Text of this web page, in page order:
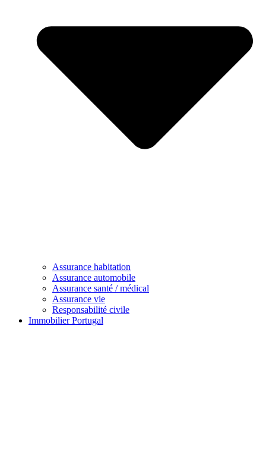
Assurance habitation
Assurance automobile
Assurance santé / médical
Assurance vie
Responsabilité civile
Immobilier Portugal